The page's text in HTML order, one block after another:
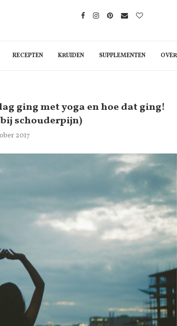
RECEPTEN KRUIDEN SUPPLEMENTEN
ging met yoga en hoe dat ging!
schouderpijn)
2017